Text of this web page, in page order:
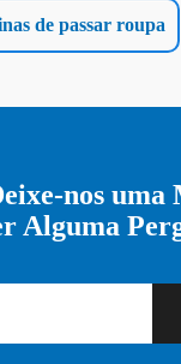
de passar roupa
nos uma
Alguma